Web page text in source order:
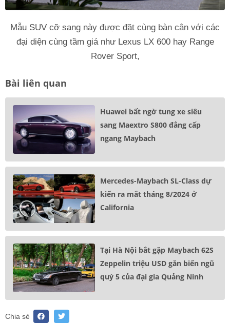
Mẫu SUV cỡ sang này được đặt cùng bàn cân với các
đại diện cùng tầm giá như Lexus LX 600 hay Range
Rover Sport,
Bài liên quan
Huawei bất ngờ tung xe siêu
sang Maextro S800 đẳng cấp
ngang Maybach
Mercedes-Maybach SL-Class dự
kiến ra mắt tháng 8/2024 ở
California
Tại Hà Nội bắt gặp Maybach 62S
Zeppelin triệu USD gắn biển ngũ
quý 5 của đại gia Quảng Ninh
Chia sẻ